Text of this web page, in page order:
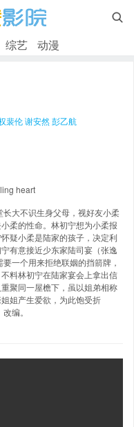

综艺 动漫
裴伦谢安然彭乙航
heart
大不识生身父母，视好友小柔
柔的性命。林初宁想为小柔报
疑小柔是陆家的孩子，决定利
有意接近少东家陆司宴（张逸
一个用来拒绝联姻的挡箭牌，
料林初宁在陆家宴会上拿出信
聚同一屋檐下，虽以姐弟相称
姐产生爱欲，为此饱受折
编。